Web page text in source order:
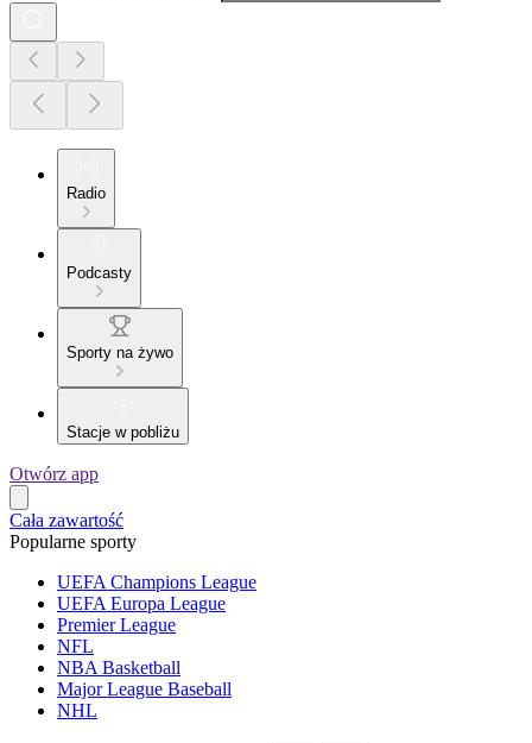
Radio
Podcasty
Sporty na żywo
Stacje w pobliżu
Otwórz app
Cała zawartość
Popularne sporty
UEFA Champions League
UEFA Europa League
Premier League
NFL
NBA Basketball
Major League Baseball
NHL